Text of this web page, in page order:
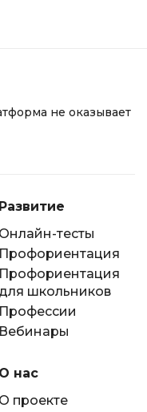
не оказывает
Развитие
Онлайн-тесты
Профориентация
Профориентация
для школьников
Профессии
Вебинары
О нас
О проекте